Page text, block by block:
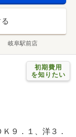
岐阜駅前店
初期費用
を知りたい
Ｋ９．１、洋３．